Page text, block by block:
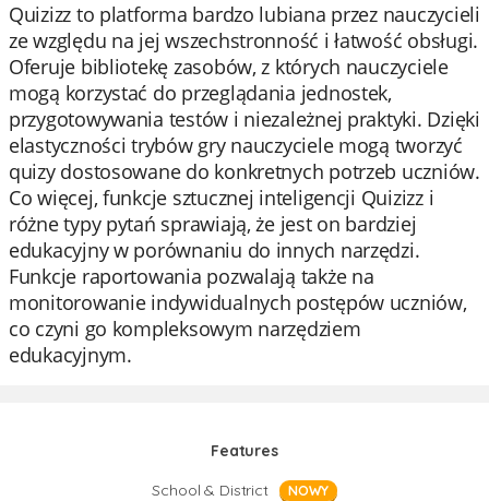
Quizizz to platforma bardzo lubiana przez nauczycieli
ze względu na jej wszechstronność i łatwość obsługi.
Oferuje bibliotekę zasobów, z których nauczyciele
mogą korzystać do przeglądania jednostek,
przygotowywania testów i niezależnej praktyki. Dzięki
elastyczności trybów gry nauczyciele mogą tworzyć
quizy dostosowane do konkretnych potrzeb uczniów.
Co więcej, funkcje sztucznej inteligencji Quizizz i
różne typy pytań sprawiają, że jest on bardziej
edukacyjny w porównaniu do innych narzędzi.
Funkcje raportowania pozwalają także na
monitorowanie indywidualnych postępów uczniów,
co czyni go kompleksowym narzędziem
edukacyjnym.
Features
School & District
NOWY